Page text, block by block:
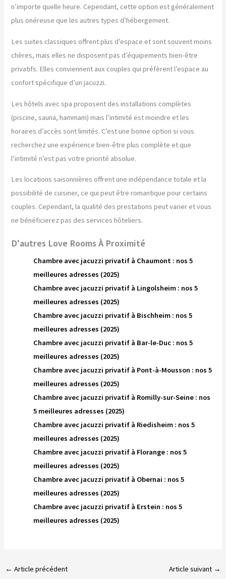
n’importe quelle heure. Cependant, cette option est généralement
plus onéreuse que les autres types d’hébergement.
Les suites classiques offrent plus d’espace et sont souvent moins
chères, mais elles ne disposent pas d’équipements bien-être
privatifs. Elles conviennent aux couples qui préfèrent l’espace au
confort spécifique d’un jacuzzi.
Les hôtels avec spa proposent des installations complètes
(piscine, sauna, hammam) mais l’intimité est moindre et les
horaires d’accès sont limités. C’est une bonne option si vous
recherchez une expérience bien-être plus complète et que
l’intimité n’est pas votre priorité absolue.
Les locations saisonnières offrent une indépendance totale et la
possibilité de cuisiner, ce qui peut être romantique pour certains
couples. Cependant, la qualité des prestations peut varier et vous
ne bénéficierez pas des services hôteliers.
D'autres Love Rooms À Proximité
Chambre avec jacuzzi privatif à Chaumont : nos 5
meilleures adresses (2025)
Chambre avec jacuzzi privatif à Lingolsheim : nos 5
meilleures adresses (2025)
Chambre avec jacuzzi privatif à Bischheim : nos 5
meilleures adresses (2025)
Chambre avec jacuzzi privatif à Bar-le-Duc : nos 5
meilleures adresses (2025)
Chambre avec jacuzzi privatif à Pont-à-Mousson : nos 5
meilleures adresses (2025)
Chambre avec jacuzzi privatif à Romilly-sur-Seine : nos
5 meilleures adresses (2025)
Chambre avec jacuzzi privatif à Riedisheim : nos 5
meilleures adresses (2025)
Chambre avec jacuzzi privatif à Florange : nos 5
meilleures adresses (2025)
Chambre avec jacuzzi privatif à Obernai : nos 5
meilleures adresses (2025)
Chambre avec jacuzzi privatif à Erstein : nos 5
meilleures adresses (2025)
← Article précédent Article suivant →